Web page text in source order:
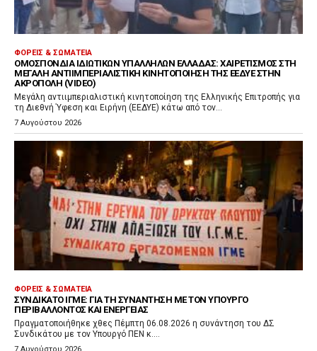
ΦΟΡΕΊΣ & ΣΩΜΑΤΕΊΑ
ΟΜΟΣΠΟΝΔΊΑ ΙΔΙΩΤΙΚΏΝ ΥΠΑΛΛΉΛΩΝ ΕΛΛΆΔΑΣ: ΧΑΙΡΕΤΙΣΜΌΣ ΣΤΗ
ΜΕΓΆΛΗ ΑΝΤΙΙΜΠΕΡΙΑΛΙΣΤΙΚΉ ΚΙΝΗΤΟΠΟΊΗΣΗ ΤΗΣ ΕΕΔΥΕ ΣΤΗΝ
ΑΚΡΌΠΟΛΗ (VIDEO)
Μεγάλη αντιιμπεριαλιστική κινητοποίηση της Ελληνικής Επιτροπής για
τη Διεθνή Ύφεση και Ειρήνη (ΕΕΔΥΕ) κάτω από τον...
7 Αυγούστου 2026
ΦΟΡΕΊΣ & ΣΩΜΑΤΕΊΑ
ΣΥΝΔΙΚΆΤΟ ΙΓΜΕ: ΓΙΑ ΤΗ ΣΥΝΆΝΤΗΣΗ ΜΕ ΤΟΝ ΥΠΟΥΡΓΌ
ΠΕΡΙΒΆΛΛΟΝΤΟΣ ΚΑΙ ΕΝΈΡΓΕΙΑΣ
Πραγματοποιήθηκε χθες Πέμπτη 06.08.2026 η συνάντηση του ΔΣ
Συνδικάτου με τον Υπουργό ΠΕΝ κ....